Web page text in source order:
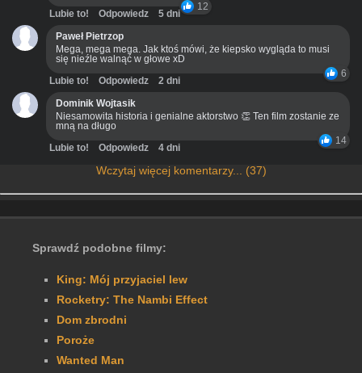
12
Lubie to! Odpowiedz
5 dni
Paweł Pietrzop
Mega, mega mega. Jak ktoś mówi, że kiepsko wygląda to musi
się nieźle walnąć w głowe xD
6
Lubie to! Odpowiedz
2 dni
Dominik Wojtasik
Niesamowita historia i genialne aktorstwo 👏 Ten film zostanie ze
mną na długo
14
Lubie to! Odpowiedz 4 dni
Wczytaj więcej komentarzy... (37)
Sprawdź podobne filmy:
King: Mój przyjaciel lew
Rocketry: The Nambi Effect
Dom zbrodni
Poroże
Wanted Man